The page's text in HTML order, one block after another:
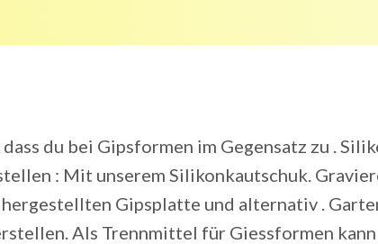
du bei Gipsformen im Gegensatz zu .
: Mit unserem Silikonkautschuk.
Gipsplatte und alternativ .
Als Trennmittel für Giessformen kann